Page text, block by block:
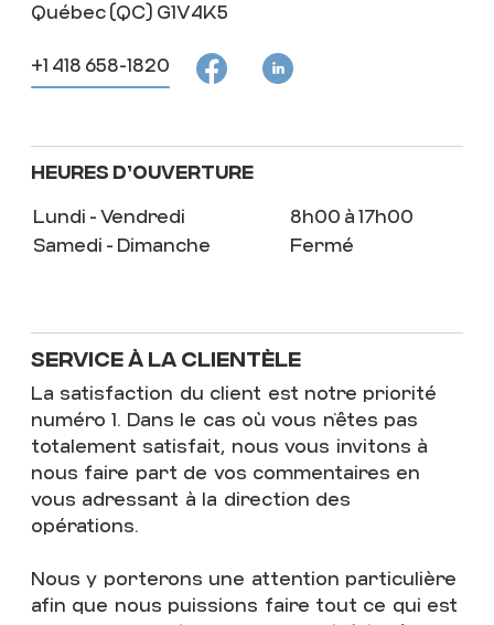
Québec (QC) G1V4K5
+1 418 658-1820
Heures d’ouverture
Lundi - Vendredi
8h00 à 17h00
Samedi - Dimanche
Fermé
SERVICE À LA CLIENTÈLE
La satisfaction du client est notre priorité
numéro 1. Dans le cas où vous n’êtes pas
totalement satisfait, nous vous invitons à
nous faire part de vos commentaires en
vous adressant à la direction des
opérations.
Nous y porterons une attention particulière
afin que nous puissions faire tout ce qui est